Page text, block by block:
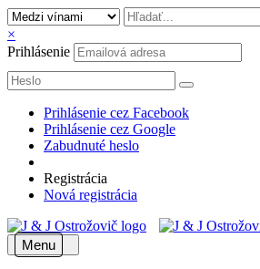
×
Prihlásenie
Prihlásenie cez Facebook
Prihlásenie cez Google
Zabudnuté heslo
Registrácia
Nová registrácia
Menu